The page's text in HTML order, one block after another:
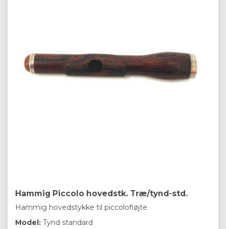
Hammig Piccolo hovedstk. Træ/tynd-std.
Hammig hovedstykke til piccolofløjte
Model: Tynd standard